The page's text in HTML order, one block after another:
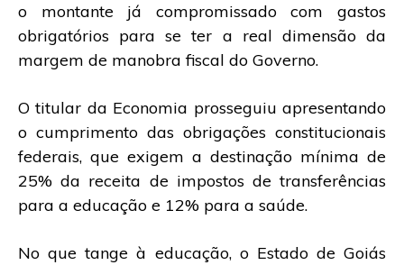
o montante já compromissado com gastos
obrigatórios para se ter a real dimensão da
margem de manobra fiscal do Governo.
O titular da Economia prosseguiu apresentando
o cumprimento das obrigações constitucionais
federais, que exigem a destinação mínima de
25% da receita de impostos de transferências
para a educação e 12% para a saúde.
No que tange à educação, o Estado de Goiás